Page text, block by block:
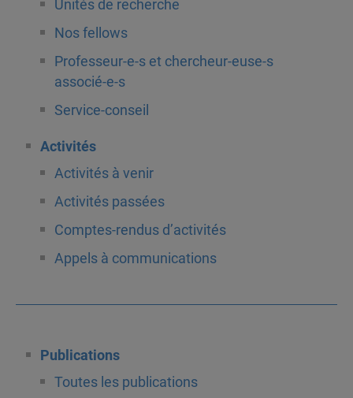
Unités de recherche
Nos fellows
Professeur-e-s et chercheur-euse-s
associé-e-s
Service-conseil
Activités
Activités à venir
Activités passées
Comptes-rendus d’activités
Appels à communications
Publications
Toutes les publications